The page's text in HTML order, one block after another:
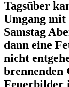
Tagsüber
Umgang mit
Samstag
dann eine
nicht
brennenden
Feuerbilder